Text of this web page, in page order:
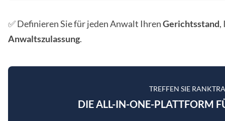
✅ Definieren Sie für jeden Anwalt IhrenGerichtsstand,
Anwaltszulassung.
TREFFEN SIE
DIE ALL-IN-ONE-PLATTFORM